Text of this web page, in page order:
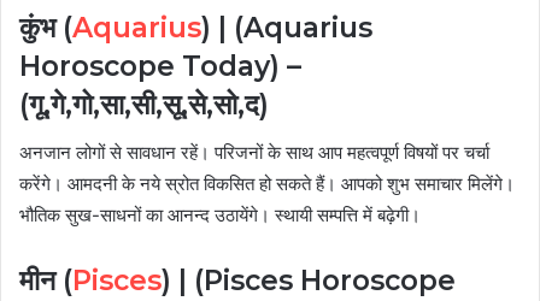
कुंभ (Aquarius) | (Aquarius
Horoscope Today) –
(गू,गे,गो,सा,सी,सू,से,सो,द)
अनजान लोगों से सावधान रहें। परिजनों के साथ आप महत्वपूर्ण विषयों पर चर्चा
करेंगे। आमदनी के नये स्रोत विकसित हो सकते हैं। आपको शुभ समाचार मिलेंगे।
भौतिक सुख-साधनों का आनन्द उठायेंगे। स्थायी सम्पत्ति में बढ़ेगी।
मीन (Pisces) | (Pisces Horoscope